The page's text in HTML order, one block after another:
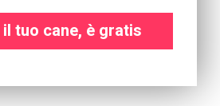
tuo cane, è gratis